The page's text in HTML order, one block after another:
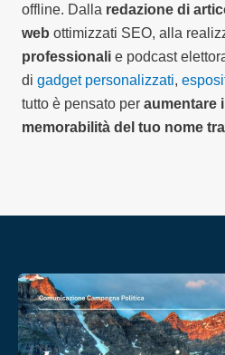
offline. Dalla redazione di
web ottimizzati SEO, alla
professionali e podcast
di gadget personalizzati,
tutto è pensato per aumentare
memorabilità del tuo nome